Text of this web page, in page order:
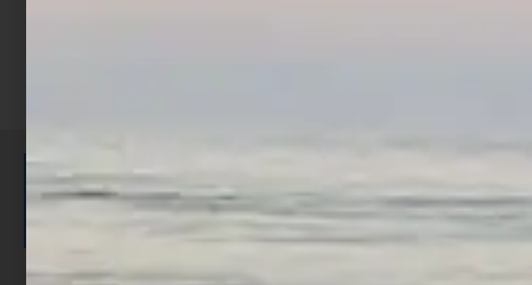
ISCRIVITI E RICEVI 3,50€ DI
SCONTO >